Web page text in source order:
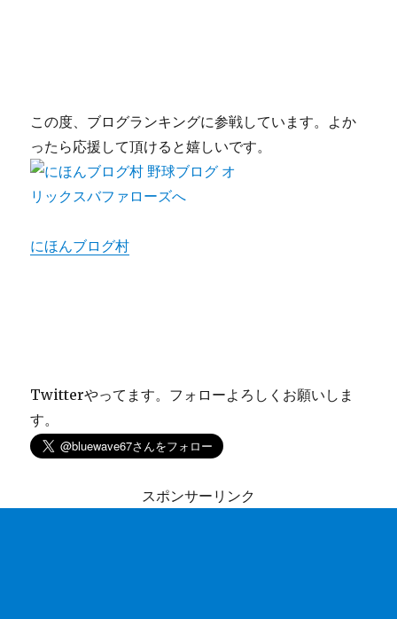
この度、ブログランキングに参戦しています。よか
ったら応援して頂けると嬉しいです。
にほんブログ村
Twitterやってます。フォローよろしくお願いしま
す。
スポンサーリンク